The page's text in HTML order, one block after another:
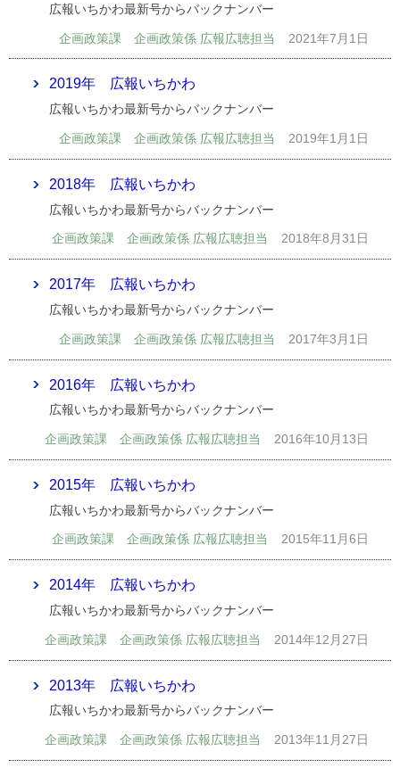
広報いちかわ最新号からバックナンバー
企画政策課 企画政策係 広報広聴担当 2021年7月1日
2019年 広報いちかわ
広報いちかわ最新号からバックナンバー
企画政策課 企画政策係 広報広聴担当 2019年1月1日
2018年 広報いちかわ
広報いちかわ最新号からバックナンバー
企画政策課 企画政策係 広報広聴担当 2018年8月31日
2017年 広報いちかわ
広報いちかわ最新号からバックナンバー
企画政策課 企画政策係 広報広聴担当 2017年3月1日
2016年 広報いちかわ
広報いちかわ最新号からバックナンバー
企画政策課 企画政策係 広報広聴担当 2016年10月13日
2015年 広報いちかわ
広報いちかわ最新号からバックナンバー
企画政策課 企画政策係 広報広聴担当 2015年11月6日
2014年 広報いちかわ
広報いちかわ最新号からバックナンバー
企画政策課 企画政策係 広報広聴担当 2014年12月27日
2013年 広報いちかわ
広報いちかわ最新号からバックナンバー
企画政策課 企画政策係 広報広聴担当 2013年11月27日